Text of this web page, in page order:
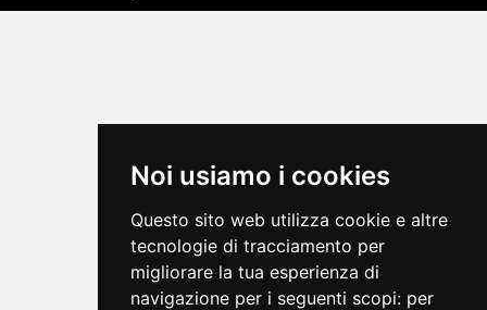
Noi usiamo i cookies
Questo sito web utilizza cookie e altre
tecnologie di tracciamento per
migliorare la tua esperienza di
navigazione per i seguenti scopi: per